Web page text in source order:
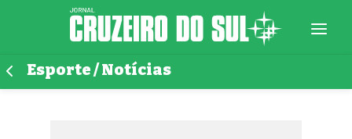
Esporte / Notícias